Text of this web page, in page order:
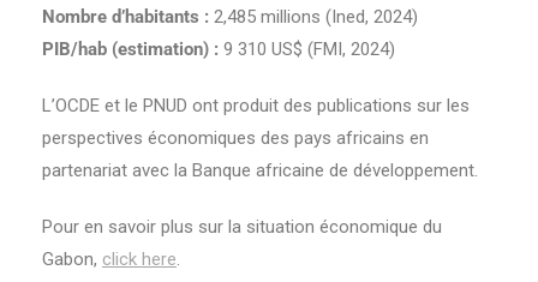
Nombre d’habitants : 2,485 millions (Ined, 2024)
PIB/hab (estimation) : 9 310 US$ (FMI, 2024)
L’OCDE et le PNUD ont produit des publications sur les
perspectives économiques des pays africains en
partenariat avec la Banque africaine de développement.
Pour en savoir plus sur la situation économique du
Gabon, click here.